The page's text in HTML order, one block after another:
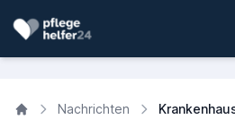
Nachrichten